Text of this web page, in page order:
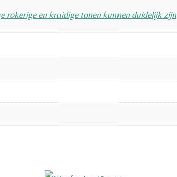
rokerige en kruidige tonen kunnen duidelijk zijn